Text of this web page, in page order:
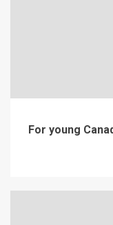
For young